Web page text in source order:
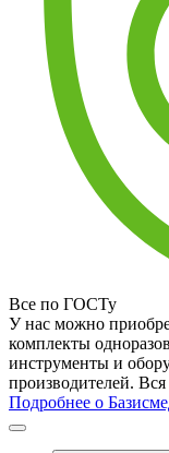
Все по ГОСТу
У нас можно
комплекты
инструменты и
производителей.
Подробнее о